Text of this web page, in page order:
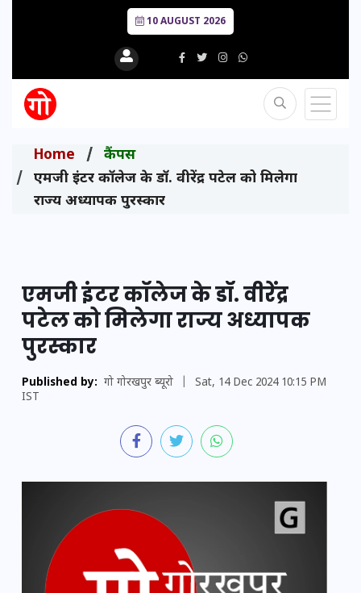
10 AUGUST 2026
Home
कैंपस
एमजी इंटर कॉलेज के डॉ. वीरेंद्र पटेल को मिलेगा
राज्य अध्यापक पुरस्कार
एमजी इंटर कॉलेज के डॉ. वीरेंद्र
पटेल को मिलेगा राज्य अध्यापक
पुरस्कार
Published by: गो गोरखपुर ब्यूरो
Sat, 14 Dec 2024 10:15 PM
IST